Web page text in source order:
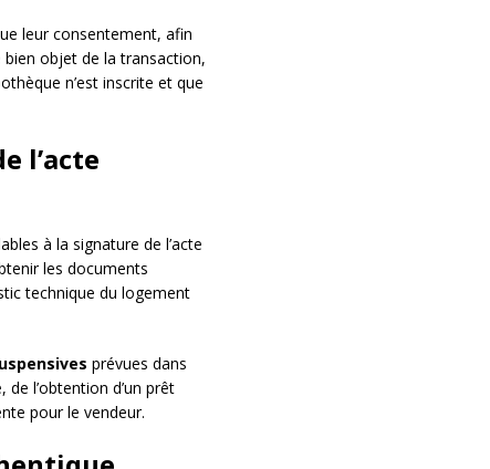
leur consentement, afin
bien objet de la transaction,
n’est inscrite et que
l’acte
à la signature de l’acte
les documents
technique du logement
prévues dans
l’obtention d’un prêt
pour le vendeur.